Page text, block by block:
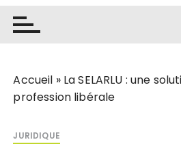
Accueil » La SELARLU : une
profession libérale
JURIDIQUE